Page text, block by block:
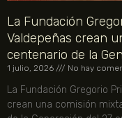
La Fundación
Valdepeñas crean
centenario de la
1 julio, 2026 No hay
La Fundación Gregorio
crean una comisión